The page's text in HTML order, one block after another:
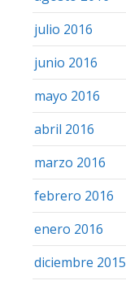
julio 2016
junio 2016
mayo 2016
abril 2016
marzo 2016
febrero 2016
enero 2016
diciembre 2015